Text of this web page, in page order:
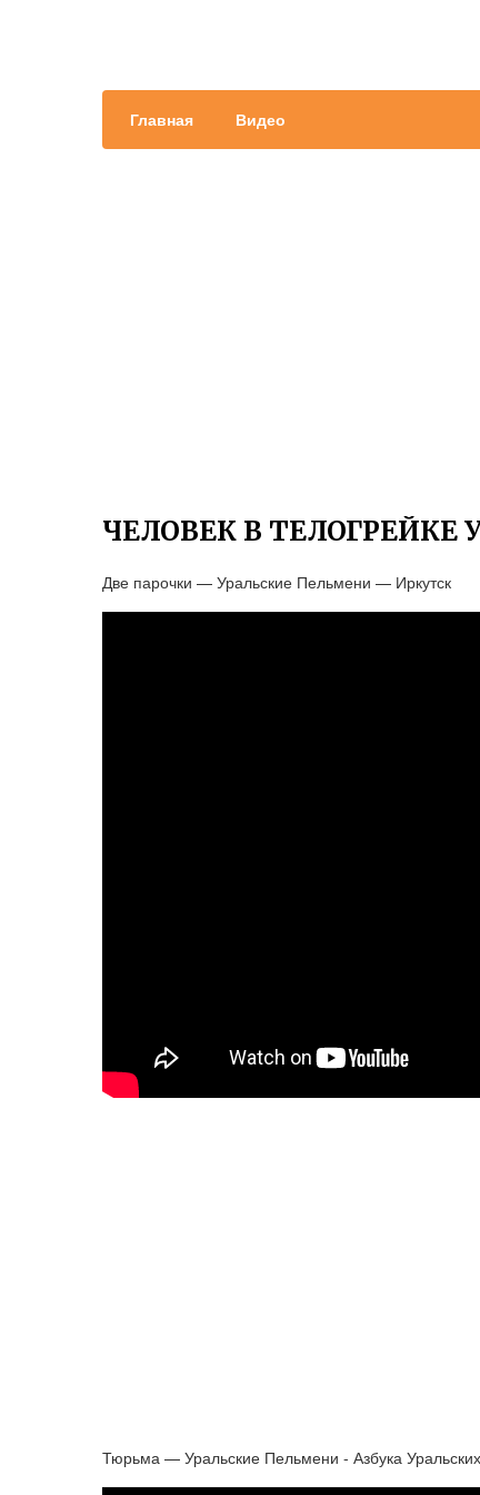
Главная Видео
ЧЕЛОВЕК В
Две парочки — Уральские Пельмени — Иркутск
Тюрьма — Уральские Пельмени - Азбука